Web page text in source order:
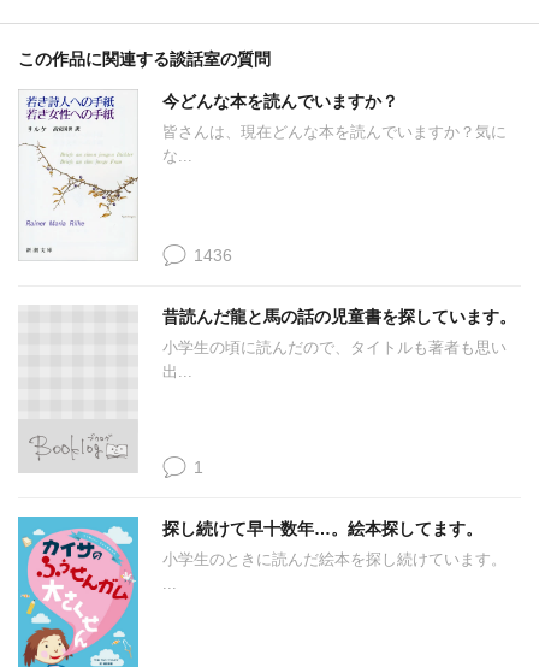
この作品に関連する談話室の質問
今どんな本を読んでいますか？
皆さんは、現在どんな本を読んでいますか？気に
な...
1436
昔読んだ龍と馬の話の児童書を探しています。
小学生の頃に読んだので、タイトルも著者も思い
出...
1
探し続けて早十数年…。絵本探してます。
小学生のときに読んだ絵本を探し続けています。